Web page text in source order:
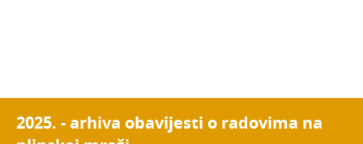
2025. - arhiva obavijesti o radovima na